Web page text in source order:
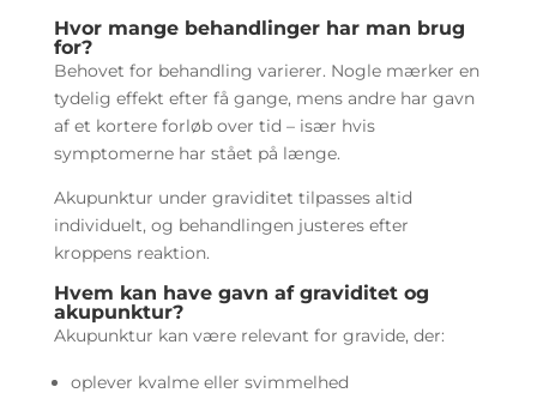
Hvor mange behandlinger har man brug
for?
Behovet for behandling varierer. Nogle mærker en
tydelig effekt efter få gange, mens andre har gavn
af et kortere forløb over tid – især hvis
symptomerne har stået på længe.
Akupunktur under graviditet tilpasses altid
individuelt, og behandlingen justeres efter
kroppens reaktion.
Hvem kan have gavn af graviditet og
akupunktur?
Akupunktur kan være relevant for gravide, der:
oplever kvalme eller svimmelhed